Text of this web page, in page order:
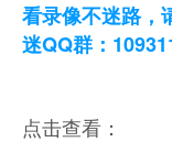
看录像不迷路，
迷QQ群：
点击查看：